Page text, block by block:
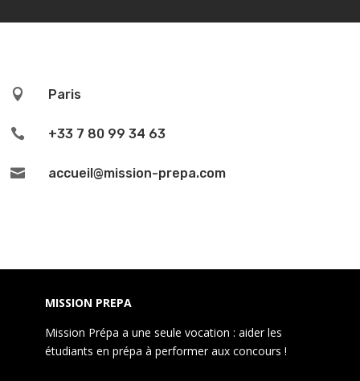
 Paris
 +33 7 80 99 34 63
 accueil@mission-prepa.com
MISSION PREPA
Mission Prépa a une seule vocation : aider les
étudiants en prépa à performer aux concours !